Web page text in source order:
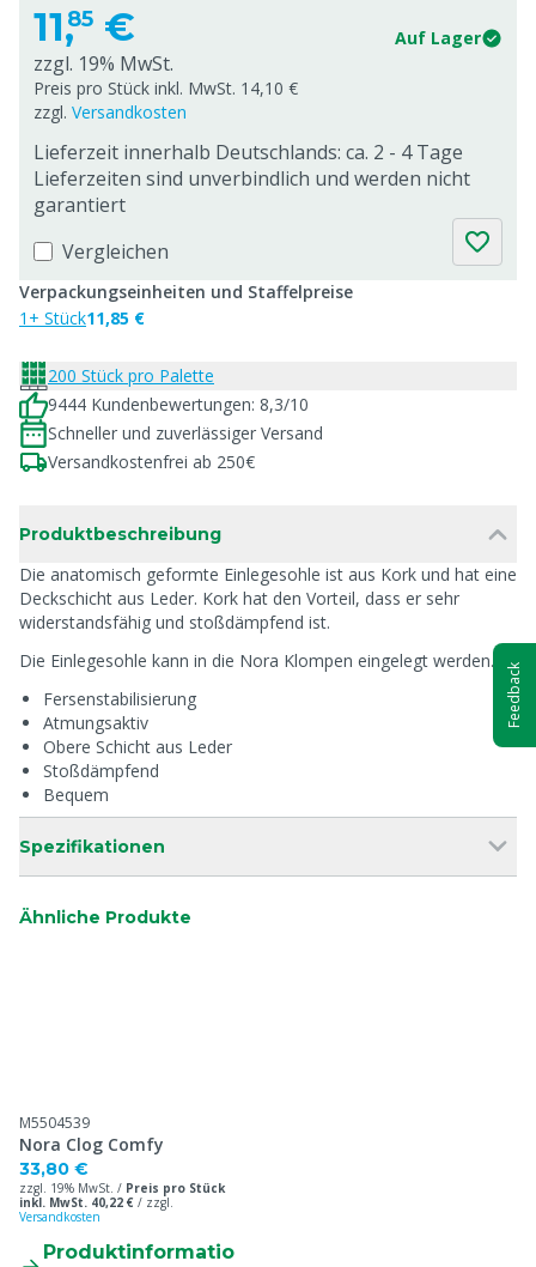
11,85 € Auf Lager
zzgl. 19% MwSt.
Preis pro Stück inkl. MwSt. 14,10 €
zzgl. Versandkosten
Lieferzeit innerhalb Deutschlands: ca. 2 - 4 Tage
Lieferzeiten sind unverbindlich und werden nicht
garantiert
Vergleichen
Verpackungseinheiten und Staffelpreise
1+ Stück11,85 €
200 Stück pro Palette
9444 Kundenbewertungen: 8,3/10
Schneller und zuverlässiger Versand
Versandkostenfrei ab 250€
Produktbeschreibung
Die anatomisch geformte Einlegesohle ist aus Kork und hat eine
Deckschicht aus Leder. Kork hat den Vorteil, dass er sehr
widerstandsfähig und stoßdämpfend ist.
Die Einlegesohle kann in die Nora Klompen eingelegt werden.
Fersenstabilisierung
Atmungsaktiv
Obere Schicht aus Leder
Stoßdämpfend
Bequem
Spezifikationen
Ähnliche Produkte
M5504539
Nora Clog Comfy
33,80 €
zzgl. 19% MwSt. / Preis pro Stück
inkl. MwSt. 40,22 € / zzgl.
Versandkosten
Produktinformatio
Feedback